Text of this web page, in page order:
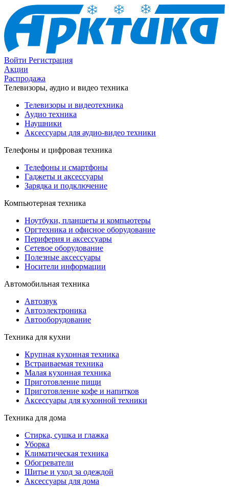
Войти Регистрация
Акции
Распродажа
Телевизоры, аудио и видео техника
Телевизоры и видеотехника
Аудио техника
Наушники
Аксессуары для аудио-видео техники
Телефоны и цифровая техника
Телефоны и смартфоны
Гаджеты и аксессуары
Зарядка и подключение
Компьютерная техника
Ноутбуки, планшеты и компьютеры
Оргтехника и офисное оборудование
Периферия и аксессуары
Cетевое оборудование
Полезные аксессуары
Носители информации
Автомобильная техника
Автозвук
Автоэлектроника
Автооборудование
Техника для кухни
Крупная кухонная техника
Встраиваемая техника
Малая кухонная техника
Приготовление пищи
Приготовление кофе и напитков
Аксессуары для кухонной техники
Техника для дома
Стирка, сушка и глажка
Уборка
Климатическая техника
Обогреватели
Шитье и уход за одеждой
Аксессуары для дома